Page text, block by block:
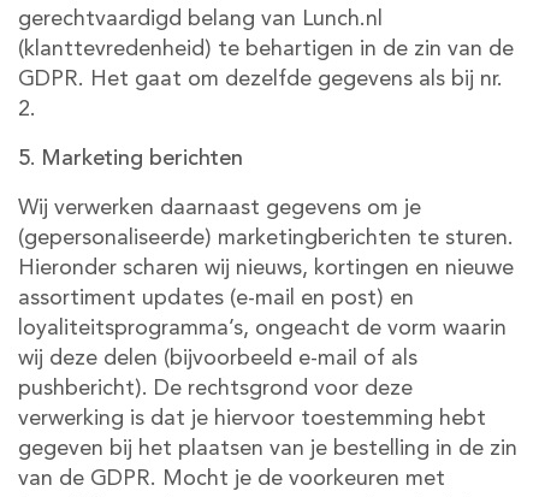
gerechtvaardigd belang van Lunch.nl
(klanttevredenheid) te behartigen in de zin van de
GDPR. Het gaat om dezelfde gegevens als bij nr.
2.
5. Marketing berichten
Wij verwerken daarnaast gegevens om je
(gepersonaliseerde) marketingberichten te sturen.
Hieronder scharen wij nieuws, kortingen en nieuwe
assortiment updates (e-mail en post) en
loyaliteitsprogramma’s, ongeacht de vorm waarin
wij deze delen (bijvoorbeeld e-mail of als
pushbericht). De rechtsgrond voor deze
verwerking is dat je hiervoor toestemming hebt
gegeven bij het plaatsen van je bestelling in de zin
van de GDPR. Mocht je de voorkeuren met